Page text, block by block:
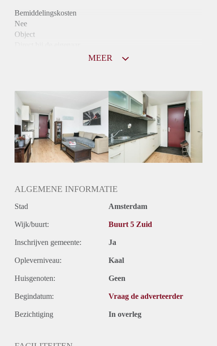
Bemiddelingskosten
Nee
Object
Niet mogelijk
Inkomen eis
N.V.T.
Huurtermijn
Onbepaalde termijn
Oplevering
MEER
ALGEMENE INFORMATIE
Stad Amsterdam
Wijk/buurt: Buurt 5 Zuid
Inschrijven gemeente: Ja
Opleverniveau: Kaal
Huisgenoten: Geen
Begindatum: Vraag de adverteerder
Bezichtiging In overleg